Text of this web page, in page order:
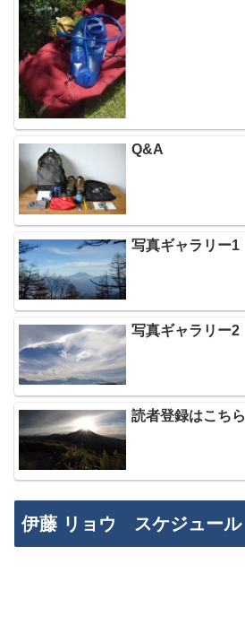
Q&A
写真ギャラリー1
写真ギャラリー2
読者登録はこちら
伊藤 リョウ スケジュール